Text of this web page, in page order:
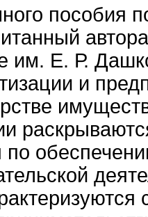
пособия
им. Е. Р.
и
по